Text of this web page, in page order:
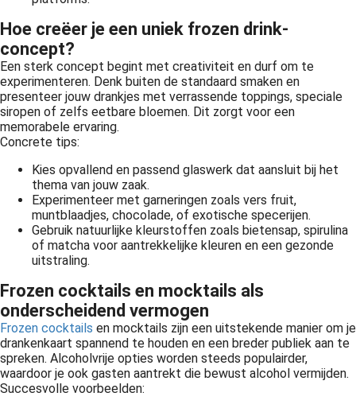
Hoe creëer je een uniek frozen drink-
concept?
Een sterk concept begint met creativiteit en durf om te
experimenteren. Denk buiten de standaard smaken en
presenteer jouw drankjes met verrassende toppings, speciale
siropen of zelfs eetbare bloemen. Dit zorgt voor een
memorabele ervaring.
Concrete tips:
Kies opvallend en passend glaswerk dat aansluit bij het
thema van jouw zaak.
Experimenteer met garneringen zoals vers fruit,
muntblaadjes, chocolade, of exotische specerijen.
Gebruik natuurlijke kleurstoffen zoals bietensap, spirulina
of matcha voor aantrekkelijke kleuren en een gezonde
uitstraling.
Frozen cocktails en mocktails als
onderscheidend vermogen
Frozen cocktails en mocktails zijn een uitstekende manier om je
drankenkaart spannend te houden en een breder publiek aan te
spreken. Alcoholvrije opties worden steeds populairder,
waardoor je ook gasten aantrekt die bewust alcohol vermijden.
Succesvolle voorbeelden: